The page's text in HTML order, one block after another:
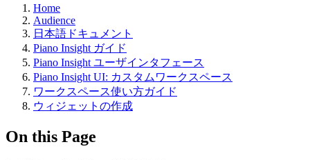
Home
Audience
日本語ドキュメント
Piano Insight ガイド
Piano Insight ユーザインタフェース
Piano Insight UI: カスタムワークスペース
ワークスペース使い方ガイド
ウィジェットの作成
On this Page